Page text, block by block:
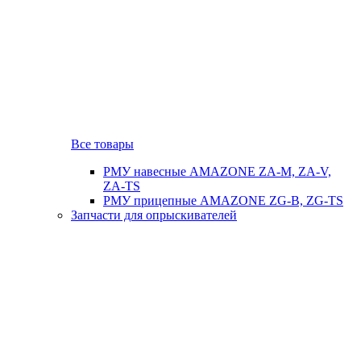
Все товары
РМУ навесные AMAZONE ZA-M, ZA-V,
ZA-TS
РМУ прицепные AMAZONE ZG-B, ZG-TS
Запчасти для опрыскивателей